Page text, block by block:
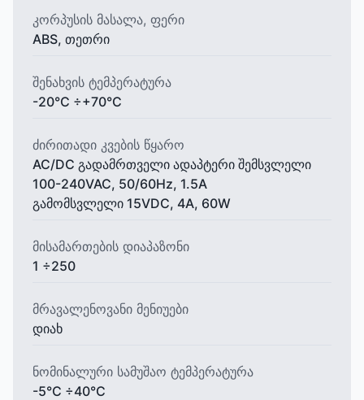
კორპუსის მასალა, ფერი
ABS, თეთრი
შენახვის ტემპერატურა
-20°C ÷+70°C
ძირითადი კვების წყარო
AC/DC გადამრთველი ადაპტერი შემსვლელი
100-240VAC, 50/60Hz, 1.5A
გამომსვლელი 15VDC, 4A, 60W
მისამართების დიაპაზონი
1 ÷250
მრავალენოვანი მენიუები
დიახ
ნომინალური სამუშაო ტემპერატურა
-5°C ÷40°C